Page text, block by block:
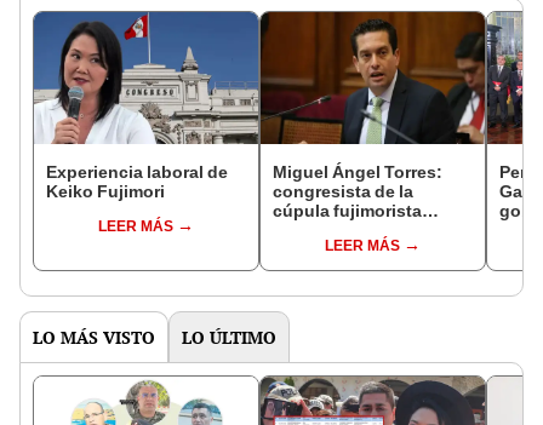
Experiencia laboral de
Keiko Fujimori
LEER MÁS
Miguel Ángel Torres:
congresista de la
cúpula fujimorista
del SenadoLEER MÁS
LO MÁS VISTO LO ÚLTIMO